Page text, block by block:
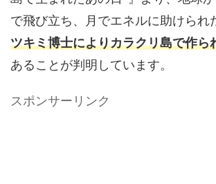
で飛び立ち、月でエネルに助けられ
ツキミ博士によりカラクリ島で作ら
あることが判明しています。
スポンサーリンク